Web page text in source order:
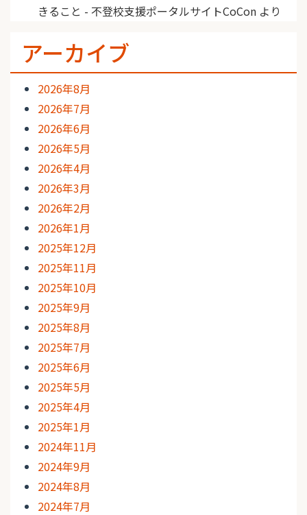
きること - 不登校支援ポータルサイトCoCon より
アーカイブ
2026年8月
2026年7月
2026年6月
2026年5月
2026年4月
2026年3月
2026年2月
2026年1月
2025年12月
2025年11月
2025年10月
2025年9月
2025年8月
2025年7月
2025年6月
2025年5月
2025年4月
2025年1月
2024年11月
2024年9月
2024年8月
2024年7月